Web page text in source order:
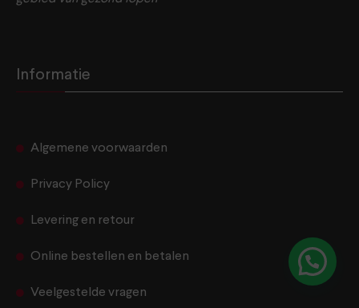
Informatie
Algemene voorwaarden
Privacy Policy
Levering en retour
Online bestellen en betalen
Veelgestelde vragen